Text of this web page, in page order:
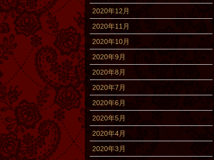
2020年12月
2020年11月
2020年10月
2020年9月
2020年8月
2020年7月
2020年6月
2020年5月
2020年4月
2020年3月